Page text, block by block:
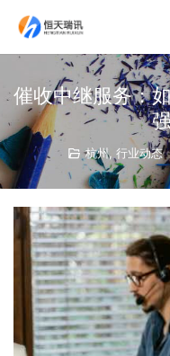
催收中继服务：
杭州, 行业动态